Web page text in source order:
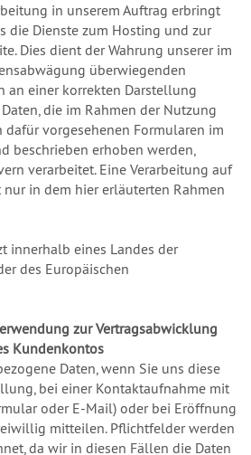
in unserem Auftrag erbringt
die Dienste zum Hosting und zur
Dies dient der Wahrung unserer im
überwiegenden
an einer korrekten Darstellung
die im Rahmen der Nutzung
dafür vorgesehenen Formularen im
beschrieben erhoben werden,
verarbeitet. Eine Verarbeitung auf
in dem hier erläuterten Rahmen
innerhalb eines Landes der
des Europäischen
zur Vertragsabwicklung
Kundenkontos
Daten, wenn Sie uns diese
bei einer Kontaktaufnahme mit
oder E-Mail) oder bei Eröffnung
mitteilen. Pflichtfelder werden
da wir in diesen Fällen die Daten